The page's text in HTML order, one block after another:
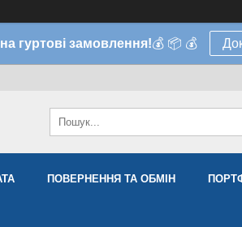
гуртові замовлення!💰 📦 💰
ПОВЕРНЕННЯ ТА ОБМІН